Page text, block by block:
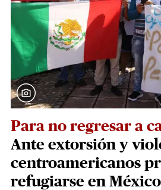
Para no regresar a
Ante extorsión y
centroamericanos
refugiarse en México